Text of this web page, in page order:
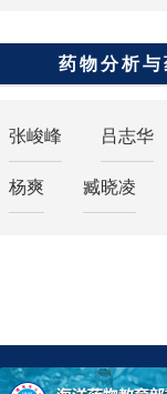
药物分析
张峻峰 吕志华
杨爽 臧晓凌